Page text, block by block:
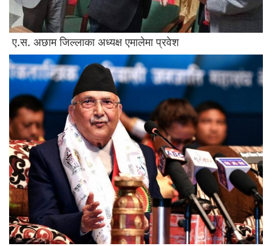
ए.स. अछाम जिल्लाका अध्यक्ष एमालेमा प्रवेश